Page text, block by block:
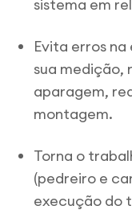
sistema em
Evita erros
sua medição,
aparagem,
montagem.
Torna o
(pedreiro e
execução do